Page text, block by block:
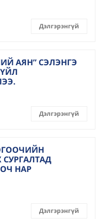
Дэлгэрэнгүй
АЯН” СЭЛЭНГЭ
Дэлгэрэнгүй
НАР
Дэлгэрэнгүй